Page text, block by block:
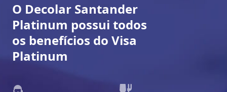
O Decolar Santander
Platinum possui todos
os benefícios do Visa
Platinum